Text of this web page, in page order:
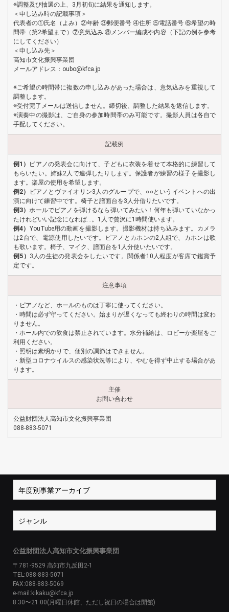
※調整及び抽選の上、3月初旬に結果を通知します。
＜申し込み時の記載事項＞
代表者の①氏名（よみ）②年齢 ③郵便番号 ④住所 ⑤電話番号 ⑥希望の時
間帯（第2希望まで）⑦意気込み ⑧メンバー編成や内容（下記の例を参考
にしてください）
＜申し込み先＞
高知市文化振興事業団
メールアドレス：oubo@kfca.jp
※ご希望の時間帯に複数の申し込みがあった場合は、意気込みを重視して
調整します。
※受付完了メールは送信しません。締切後、調整した結果を返信します。
※演奏中の撮影は、ご自身の参加時間帯のみ可能です。撮影人員は各自で
手配してください。
記載例
例1）
ピアノの発表会に向けて、子どもに衣装を着せて本格的に練習して
もらいたい。姉妹2人で連弾したりします。保護者が練習の様子を撮影し
ます。楽屋の使用を希望します。
例2）
ピアノとヴァイオリン3人のグループで、○○というイベントへの出
演に向けて練習中です。椅子と譜面台を3人分借りたいです。
例3）ホールでピアノを弾けるなら弾いてみたい！何年も弾いていなかっ
たけれどいい記念になれば…。1人で贅沢に1時間使います。
例4） YouTube用の動画を撮影します。撮影機材は持ち込みます。カメラ
は2台で、電源使用したいです。ピアノとカホンの2人組で、カホンは歌
も歌います。椅子、マイク、譜面台を1人分使いたいです。
例5） 3人の生徒の発表会をしたいです。関係者10人程度が客席で鑑賞予
定です。
注意事項
・ピアノなど、ホールのものは丁寧に使ってください。
・時間は必ず守ってください。始まりが遅くなっても終わりの時間は変わ
りません。
・ホール内での飲食は禁止されています。水分補給は、ロビーか楽屋をご
利用ください。
・照明は素明かりで、個別の調節はできません。
・新型コロナウイルスの感染状況等により、やむを得ず中止する場合があ
ります。
主催
お問い合わせ
公益財団法人高知市文化振興事業団
088-883-5071
公益財団法人高知市文化振興事業団
〒781-9529 高知市九反田2-1
TEL:088-883-5071
FAX:088-883-5069
e-mail:kikaku@kfca.jp
8:30〜21:00(月曜日休館、ただし祝日の場合は開館)